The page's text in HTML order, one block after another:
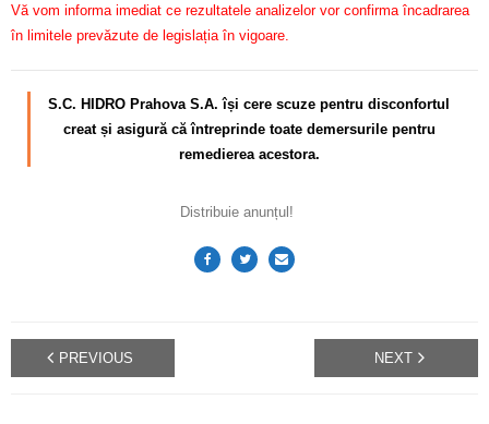
Vă vom informa imediat ce rezultatele analizelor vor confirma încadrarea
în limitele prevăzute de legislația în vigoare.
S.C. HIDRO Prahova S.A. își cere scuze pentru disconfortul
creat și asigură că întreprinde toate demersurile pentru
remedierea acestora.
Distribuie anunțul!
PREVIOUS NEXT